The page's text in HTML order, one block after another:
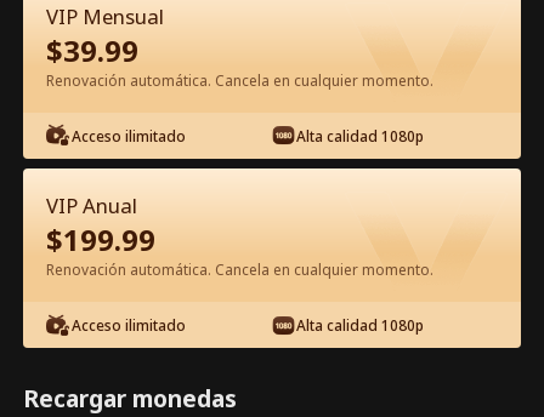
Episodio 60 - Lo Siento, Querida Hija
Película Completa
1-50 51-85 Todos los Episodios
60 61 62 63 64
VIP Mensual
$39.99
Renovación automática. Cancela en cualquier momento.
Acceso ilimitado Alta calidad 1080p
VIP Anual
$199.99
Renovación automática. Cancela en cualquier momento.
Acceso ilimitado Alta calidad 1080p
Recargar monedas